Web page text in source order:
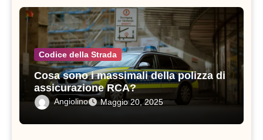
Codice della Strada
Cosa sono i massimali della polizza di
assicurazione RCA?
Angiolino Maggio 20, 2025